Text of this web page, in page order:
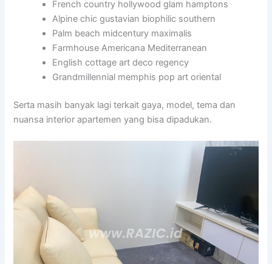
French country hollywood glam hamptons
Alpine chic gustavian biophilic southern
Palm beach midcentury maximalis
Farmhouse Americana Mediterranean
English cottage art deco regency
Grandmillennial memphis pop art oriental
Serta masih banyak lagi terkait gaya, model, tema dan
nuansa interior apartemen yang bisa dipadukan.